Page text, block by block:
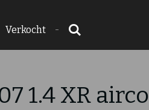
Verkocht
1.4 XR airco